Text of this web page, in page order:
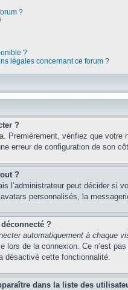
?
?
légales concernant ce forum ?
?
Premièrement, vérifiez que
erreur de configuration de son
?
l’administrateur peut décider si
personnalisés, la
?
automatiquement à chaque
lors de la connexion. Ce n’est
désactivé cette fonctionnalité.
dans la liste des